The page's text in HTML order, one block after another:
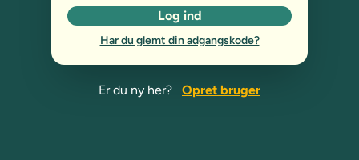
Log ind
Har du glemt din adgangskode?
Er du ny her? Opret bruger